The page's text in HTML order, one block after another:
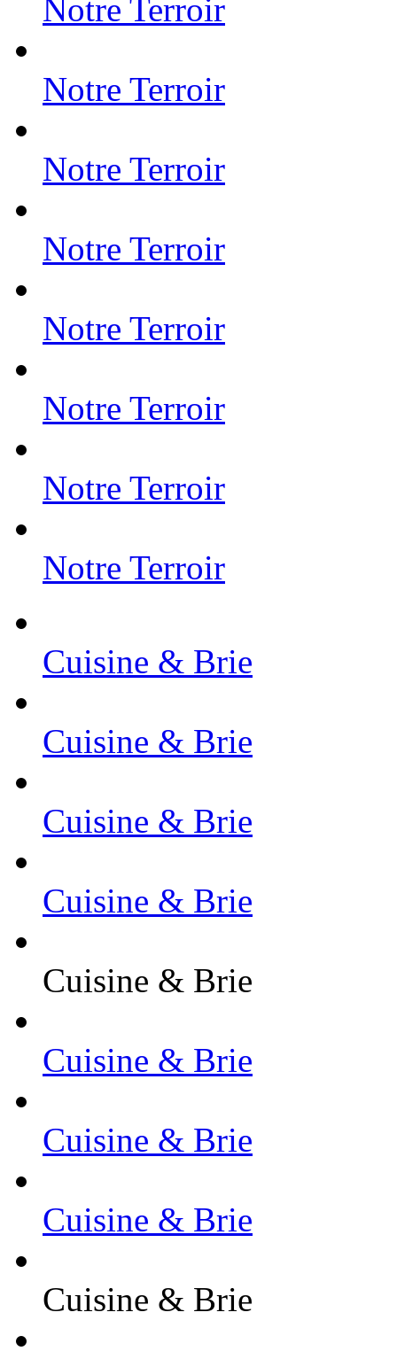
Notre Terroir
Notre Terroir
Notre Terroir
Notre Terroir
Notre Terroir
Notre Terroir
Notre Terroir
Notre Terroir
Cuisine & Brie
Cuisine & Brie
Cuisine & Brie
Cuisine & Brie
Cuisine & Brie
Cuisine & Brie
Cuisine & Brie
Cuisine & Brie
Cuisine & Brie